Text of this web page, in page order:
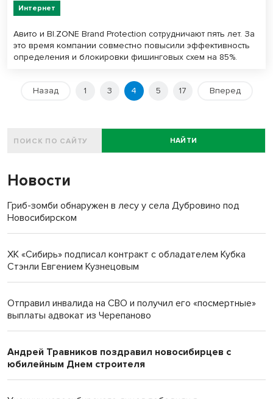
Интернет
Авито и BI.ZONE Brand Protection сотрудничают пять лет. За
это время компании совместно повысили эффективность
определения и блокировки фишинговых схем на 85%.
Назад 1 3 4 5 17 Вперед
НАЙТИ
Новости
Гриб-зомби обнаружен в лесу у села Дубровино под
Новосибирском
ХК «Сибирь» подписал контракт с обладателем Кубка
Стэнли Евгением Кузнецовым
Отправил инвалида на СВО и получил его «посмертные»
выплаты адвокат из Черепаново
Андрей Травников поздравил новосибирцев с
юбилейным Днем строителя